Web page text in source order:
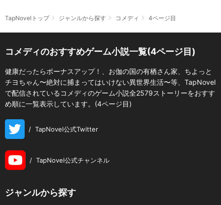
TapNovelトップ ジャンルから探す コメディ 4ページ目
コメディのおすすめゲーム小説一覧(4ページ目)
健康だったらボーナスアップ！、お伽の国の有栖さん家、ちよっと
チヨちゃん〜絶対に捕まってはいけない異世界生活〜等、TapNovel
で配信されているコメディのゲーム小説全2579ストーリーをおすす
め順に一覧表示しています。(4ページ目)
/ TapNovel公式Twitter
/ TapNovel公式チャンネル
ジャンルから探す